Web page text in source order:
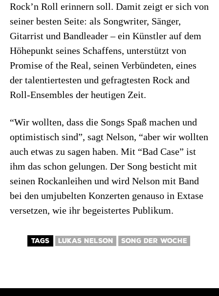
Rock’n Roll erinnern soll. Damit zeigt er sich von
seiner besten Seite: als Songwriter, Sänger,
Gitarrist und Bandleader – ein Künstler auf dem
Höhepunkt seines Schaffens, unterstützt von
Promise of the Real, seinen Verbündeten, eines
der talentiertesten und gefragtesten Rock and
Roll-Ensembles der heutigen Zeit.
“Wir wollten, dass die Songs Spaß machen und
optimistisch sind”, sagt Nelson, “aber wir wollten
auch etwas zu sagen haben. Mit “Bad Case” ist
ihm das schon gelungen. Der Song besticht mit
seinen Rockanleihen und wird Nelson mit Band
bei den umjubelten Konzerten genauso in Extase
versetzen, wie ihr begeistertes Publikum.
TAGS LUKAS NELSON SONG DER WOCHE